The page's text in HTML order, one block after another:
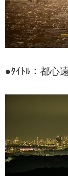
●ﾀｲﾄﾙ：都心